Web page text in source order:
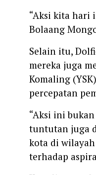
“Aksi kita hari
Bolaang
Selain itu,
mereka juga
Komaling
percepatan
“Aksi ini
tuntutan juga
kota di
terhadap